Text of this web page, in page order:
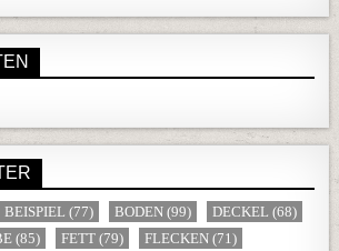
BEISPIEL (77) BODEN (99) DECKEL (68)
(85) FETT (79) FLECKEN (71)